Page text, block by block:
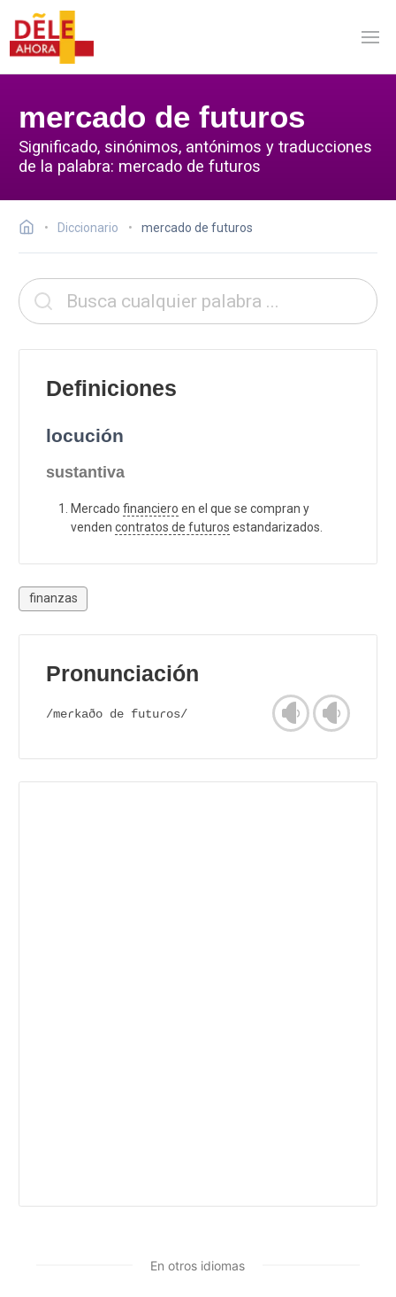
mercado de futuros
Significado, sinónimos, antónimos y traducciones
de la palabra: mercado de futuros
Diccionario mercado de futuros
Definiciones
locución
sustantiva
Mercado financiero en el que se compran y
venden contratos de futuros estandarizados.
finanzas
Pronunciación
/meɾkaðo de futuɾos/
En otros idiomas